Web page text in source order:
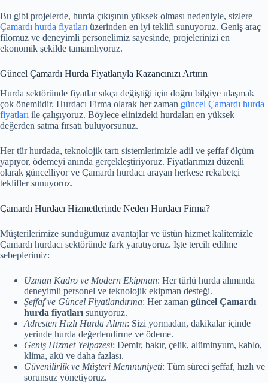
Bu gibi projelerde, hurda çıkışının yüksek olması nedeniyle, sizlere
Çamardı hurda fiyatları üzerinden en iyi teklifi sunuyoruz. Geniş araç
filomuz ve deneyimli personelimiz sayesinde, projelerinizi en
ekonomik şekilde tamamlıyoruz.
Güncel Çamardı Hurda Fiyatlarıyla Kazancınızı Artırın
Hurda sektöründe fiyatlar sıkça değiştiği için doğru bilgiye ulaşmak
çok önemlidir. Hurdacı Firma olarak her zaman güncel Çamardı hurda
fiyatları ile çalışıyoruz. Böylece elinizdeki hurdaları en yüksek
değerden satma fırsatı buluyorsunuz.
Her tür hurdada, teknolojik tartı sistemlerimizle adil ve şeffaf ölçüm
yapıyor, ödemeyi anında gerçekleştiriyoruz. Fiyatlarımızı düzenli
olarak güncelliyor ve Çamardı hurdacı arayan herkese rekabetçi
teklifler sunuyoruz.
Çamardı Hurdacı Hizmetlerinde Neden Hurdacı Firma?
Müşterilerimize sunduğumuz avantajlar ve üstün hizmet kalitemizle
Çamardı hurdacı sektöründe fark yaratıyoruz. İşte tercih edilme
sebeplerimiz:
Uzman Kadro ve Modern Ekipman: Her türlü hurda alımında
deneyimli personel ve teknolojik ekipman desteği.
Şeffaf ve Güncel Fiyatlandırma: Her zaman güncel Çamardı
hurda fiyatları sunuyoruz.
Adresten Hızlı Hurda Alımı: Sizi yormadan, dakikalar içinde
yerinde hurda değerlendirme ve ödeme.
Geniş Hizmet Yelpazesi: Demir, bakır, çelik, alüminyum, kablo,
klima, akü ve daha fazlası.
Güvenilirlik ve Müşteri Memnuniyeti: Tüm süreci şeffaf, hızlı ve
sorunsuz yönetiyoruz.